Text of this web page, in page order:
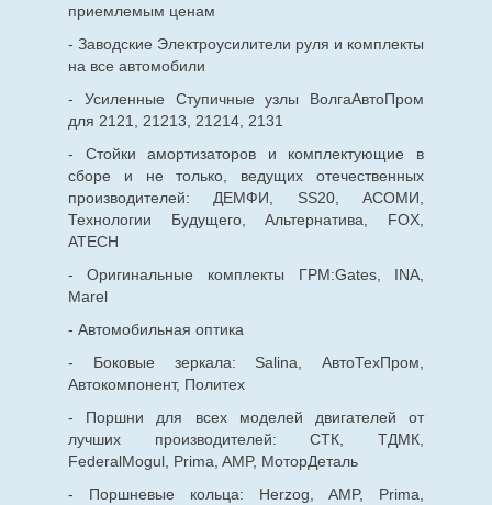
приемлемым ценам
- Заводские Электроусилители руля и комплекты
на все автомобили
- Усиленные Ступичные узлы ВолгаАвтоПром
для 2121, 21213, 21214, 2131
- Стойки амортизаторов и комплектующие в
сборе и не только, ведущих отечественных
производителей: ДЕМФИ, SS20, АСОМИ,
Технологии Будущего, Альтернатива, FOX,
ATECH
- Оригинальные комплекты ГРМ:Gates, INA,
Marel
- Автомобильная оптика
- Боковые зеркала: Salina, АвтоТехПром,
Автокомпонент, Политех
- Поршни для всех моделей двигателей от
лучших производителей: СТК, ТДМК,
FederalMogul, Prima, AMP, МоторДеталь
- Поршневые кольца: Herzog, AMP, Prima,